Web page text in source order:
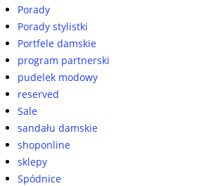
Porady
Porady stylistki
Portfele damskie
program partnerski
pudelek modowy
reserved
Sale
sandału damskie
shoponline
sklepy
Spódnice